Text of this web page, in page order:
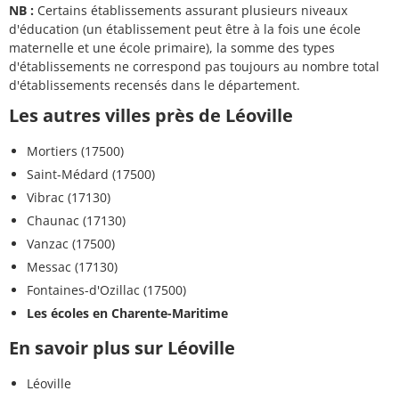
NB : Certains établissements assurant plusieurs niveaux
d'éducation (un établissement peut être à la fois une école
maternelle et une école primaire), la somme des types
d'établissements ne correspond pas toujours au nombre total
d'établissements recensés dans le département.
Les autres villes près de Léoville
Mortiers (17500)
Saint-Médard (17500)
Vibrac (17130)
Chaunac (17130)
Vanzac (17500)
Messac (17130)
Fontaines-d'Ozillac (17500)
Les écoles en Charente-Maritime
En savoir plus sur Léoville
Léoville